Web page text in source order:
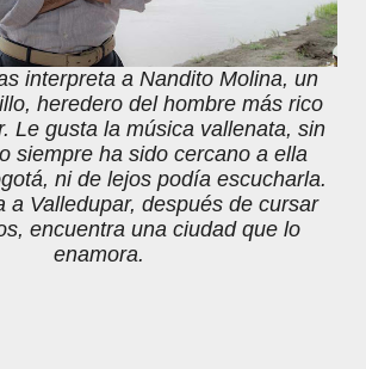
interpreta a Nandito Molina, un
heredero del hombre más rico
Le gusta la música vallenata, sin
siempre ha sido cercano a ella
ni de lejos podía escucharla.
a Valledupar, después de cursar
encuentra una ciudad que lo
enamora.